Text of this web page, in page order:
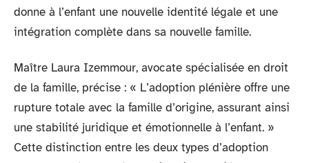
donne à l’enfant une nouvelle identité légale et une
intégration complète dans sa nouvelle famille.
Maître Laura Izemmour, avocate spécialisée en droit
de la famille, précise : « L’adoption plénière offre une
rupture totale avec la famille d’origine, assurant ainsi
une stabilité juridique et émotionnelle à l’enfant. »
Cette distinction entre les deux types d’adoption